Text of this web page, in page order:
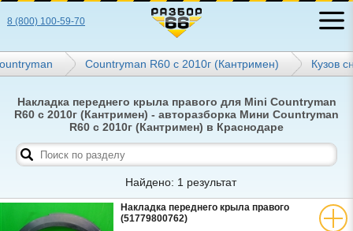
8 (800) 100-59-70
Countryman R60 с 2010г (Кантримен) Кузов
Накладка переднего крыла правого для Mini Countryman
R60 с 2010г (Кантримен) - авторазборка Мини Countryman
R60 с 2010г (Кантримен) в Краснодаре
Найдено: 1 результат
Накладка переднего крыла правого
(51779800762)